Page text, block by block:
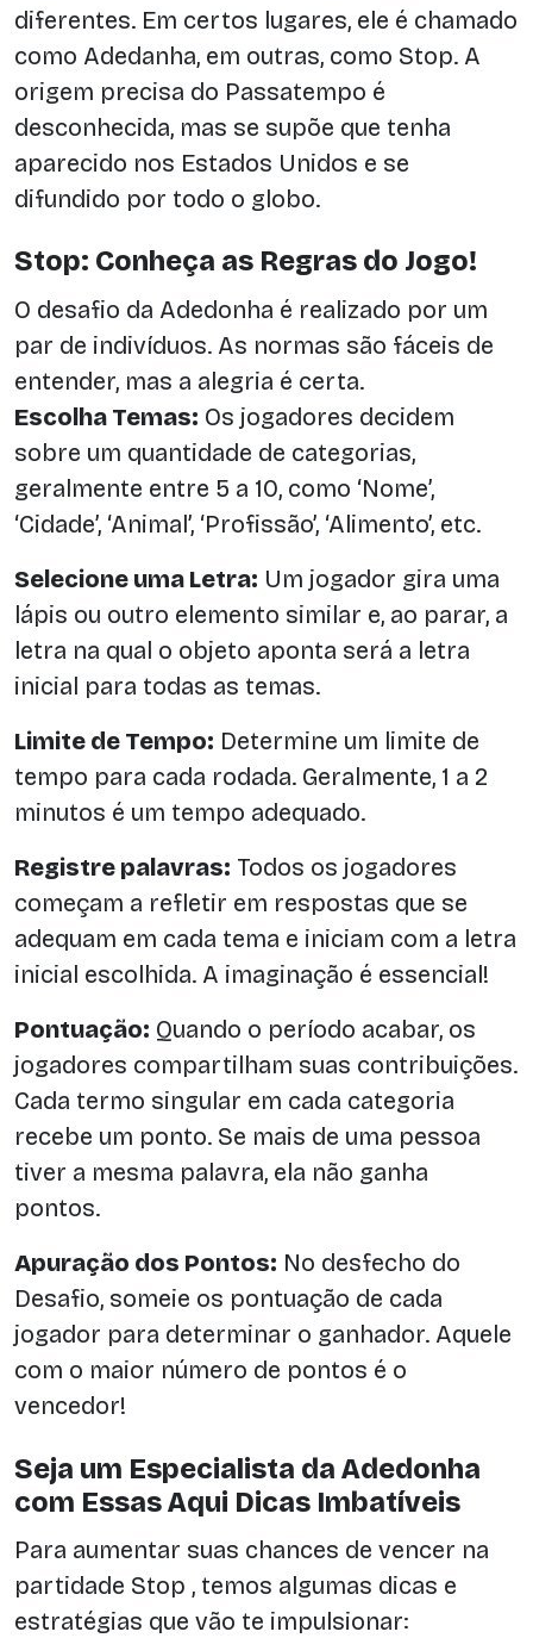
diferentes. Em certos lugares, ele é chamado
como Adedanha, em outras, como Stop. A
origem precisa do Passatempo é
desconhecida, mas se supõe que tenha
aparecido nos Estados Unidos e se
difundido por todo o globo.
Stop: Conheça as Regras do Jogo!
O desafio da Adedonha é realizado por um
par de indivíduos. As normas são fáceis de
entender, mas a alegria é certa.
Escolha Temas: Os jogadores decidem
sobre um quantidade de categorias,
geralmente entre 5 a 10, como ‘Nome’,
‘Cidade’, ‘Animal’, ‘Profissão’, ‘Alimento’, etc.
Selecione uma Letra: Um jogador gira uma
lápis ou outro elemento similar e, ao parar, a
letra na qual o objeto aponta será a letra
inicial para todas as temas.
Limite de Tempo: Determine um limite de
tempo para cada rodada. Geralmente, 1 a 2
minutos é um tempo adequado.
Registre palavras: Todos os jogadores
começam a refletir em respostas que se
adequam em cada tema e iniciam com a letra
inicial escolhida. A imaginação é essencial!
Pontuação: Quando o período acabar, os
jogadores compartilham suas contribuições.
Cada termo singular em cada categoria
recebe um ponto. Se mais de uma pessoa
tiver a mesma palavra, ela não ganha
pontos.
Apuração dos Pontos: No desfecho do
Desafio, someie os pontuação de cada
jogador para determinar o ganhador. Aquele
com o maior número de pontos é o
vencedor!
Seja um Especialista da Adedonha
com Essas Aqui Dicas Imbatíveis
Para aumentar suas chances de vencer na
partidade Stop , temos algumas dicas e
estratégias que vão te impulsionar: